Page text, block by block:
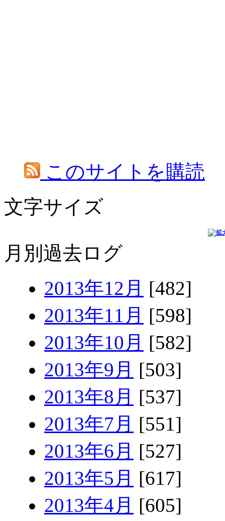
このサイトを購読
文字サイズ
月別過去ログ
2013年12月 [482]
2013年11月 [598]
2013年10月 [582]
2013年9月 [503]
2013年8月 [537]
2013年7月 [551]
2013年6月 [527]
2013年5月 [617]
2013年4月 [605]